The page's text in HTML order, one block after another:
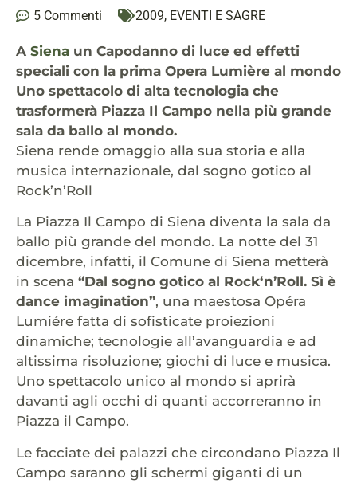
5 Commenti 2009, EVENTI E SAGRE
A Siena un Capodanno di luce ed effetti
speciali con la prima Opera Lumière al mondo
Uno spettacolo di alta tecnologia che
trasformerà Piazza Il Campo nella più grande
sala da ballo al mondo.
Siena rende omaggio alla sua storia e alla
musica internazionale, dal sogno gotico al
Rock’n’Roll
La Piazza Il Campo di Siena diventa la sala da
ballo più grande del mondo. La notte del 31
dicembre, infatti, il Comune di Siena metterà
in scena “Dal sogno gotico al Rock‘n’Roll. Sì è
dance imagination”, una maestosa Opéra
Lumiére fatta di sofisticate proiezioni
dinamiche; tecnologie all’avanguardia e ad
altissima risoluzione; giochi di luce e musica.
Uno spettacolo unico al mondo si aprirà
davanti agli occhi di quanti accorreranno in
Piazza il Campo.
Le facciate dei palazzi che circondano Piazza Il
Campo saranno gli schermi giganti di un